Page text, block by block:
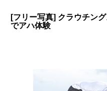
[フリー写真] クラウチン
でアハ体験